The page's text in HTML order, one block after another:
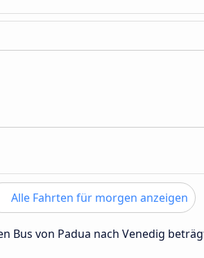
Alle Fahrten für morgen anzeigen
Bus von Padua nach Venedig